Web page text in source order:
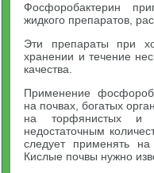
Фосфоробактерин
жидкого препаратов,
Эти препараты при
хранении и течение
качества.
Применение
на почвах, богатых
на торфянистых
недостаточным
следует применять
Кислые почвы нужно